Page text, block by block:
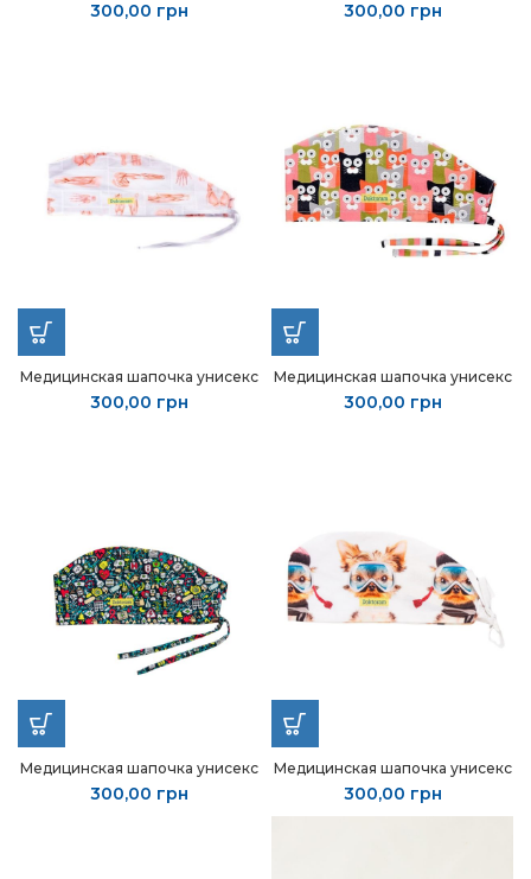
300,00 грн 300,00 грн
Медицинская шапочка унисекс
300,00 грн
Медицинская шапочка унисекс
300,00 грн
Медицинская шапочка унисекс
300,00 грн
Медицинская шапочка унисекс
300,00 грн